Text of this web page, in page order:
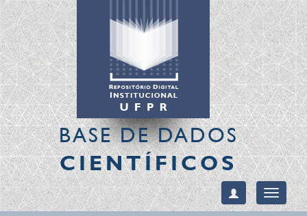
BASE DE DADOS
CIENTÍFICOS
Toggle